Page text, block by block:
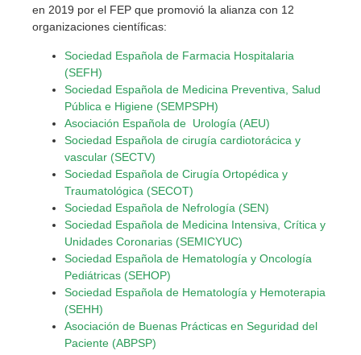
en 2019 por el FEP que promovió la alianza con 12
organizaciones científicas:
Sociedad Española de Farmacia Hospitalaria
(SEFH)
Sociedad Española de Medicina Preventiva, Salud
Pública e Higiene (SEMPSPH)
Asociación Española de Urología (AEU)
Sociedad Española de cirugía cardiotorácica y
vascular (SECTV)
Sociedad Española de Cirugía Ortopédica y
Traumatológica (SECOT)
Sociedad Española de Nefrología (SEN)
Sociedad Española de Medicina Intensiva, Crítica y
Unidades Coronarias (SEMICYUC)
Sociedad Española de Hematología y Oncología
Pediátricas (SEHOP)
Sociedad Española de Hematología y Hemoterapia
(SEHH)
Asociación de Buenas Prácticas en Seguridad del
Paciente (ABPSP)